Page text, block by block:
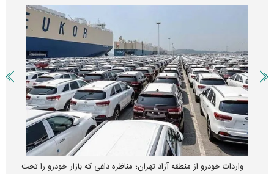
واردات خودرو از منطقه آزاد تهران؛ مناظره داغی که بازار خودرو را تحت